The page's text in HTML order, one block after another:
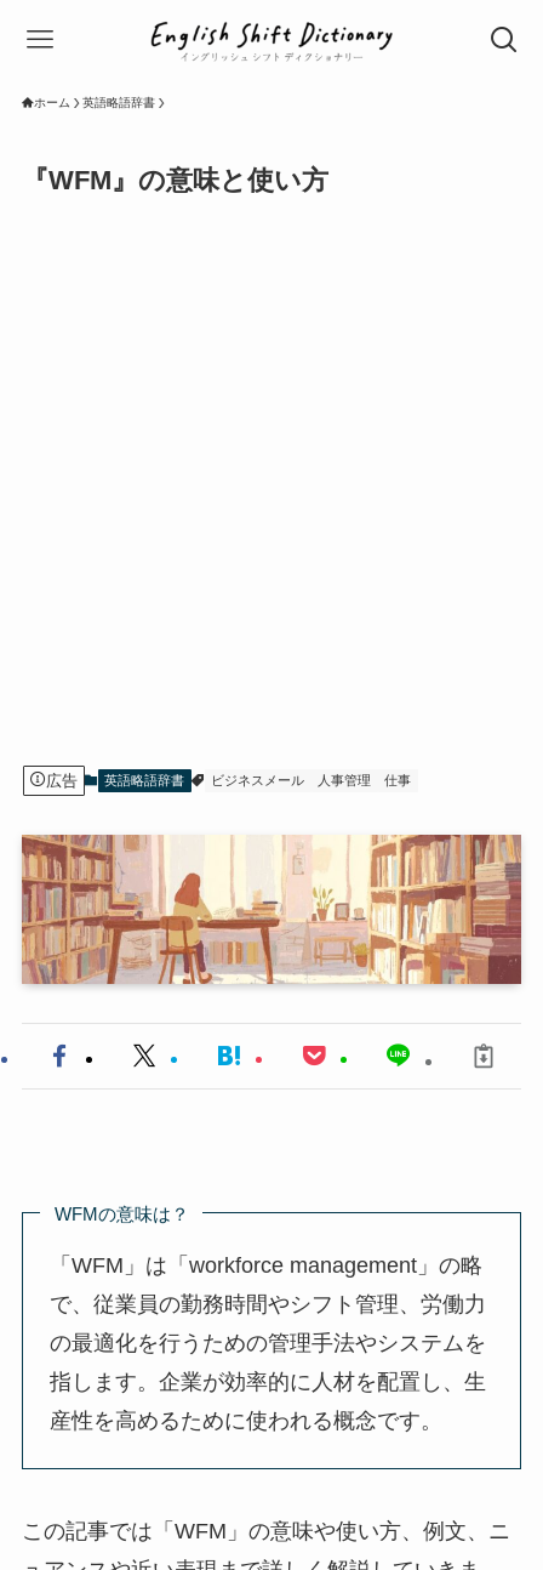
ホーム 英語略語辞書
『WFM』の意味と使い方
広告 英語略語辞書 ビジネスメール 人事管理 仕事
WFMの意味は？
「WFM」は「workforce management」の略
で、従業員の勤務時間やシフト管理、労働力
の最適化を行うための管理手法やシステムを
指します。企業が効率的に人材を配置し、生
産性を高めるために使われる概念です。
この記事では「WFM」の意味や使い方、例文、ニ